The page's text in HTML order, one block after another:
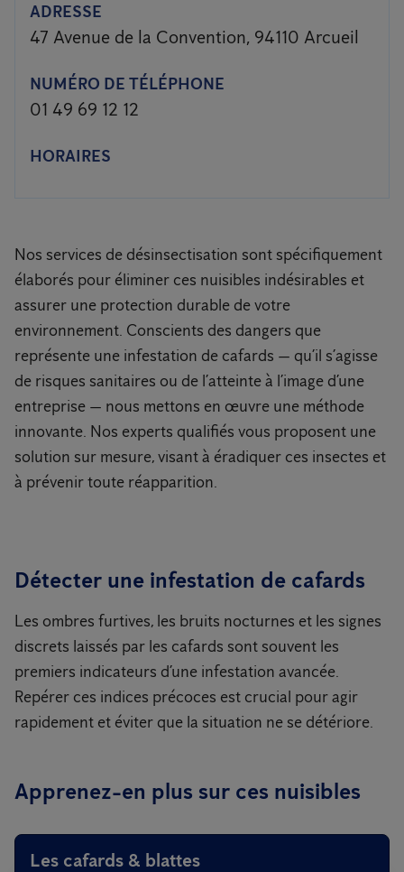
ADRESSE
47 Avenue de la Convention, 94110 Arcueil
NUMÉRO DE TÉLÉPHONE
01 49 69 12 12
HORAIRES
Nos services de désinsectisation sont spécifiquement
élaborés pour éliminer ces nuisibles indésirables et
assurer une protection durable de votre
environnement. Conscients des dangers que
représente une infestation de cafards — qu’il s’agisse
de risques sanitaires ou de l’atteinte à l’image d’une
entreprise — nous mettons en œuvre une méthode
innovante. Nos experts qualifiés vous proposent une
solution sur mesure, visant à éradiquer ces insectes et
à prévenir toute réapparition.
Détecter une infestation de cafards
Les ombres furtives, les bruits nocturnes et les signes
discrets laissés par les cafards sont souvent les
premiers indicateurs d’une infestation avancée.
Repérer ces indices précoces est crucial pour agir
rapidement et éviter que la situation ne se détériore.
Apprenez-en plus sur ces nuisibles
Les cafards & blattes